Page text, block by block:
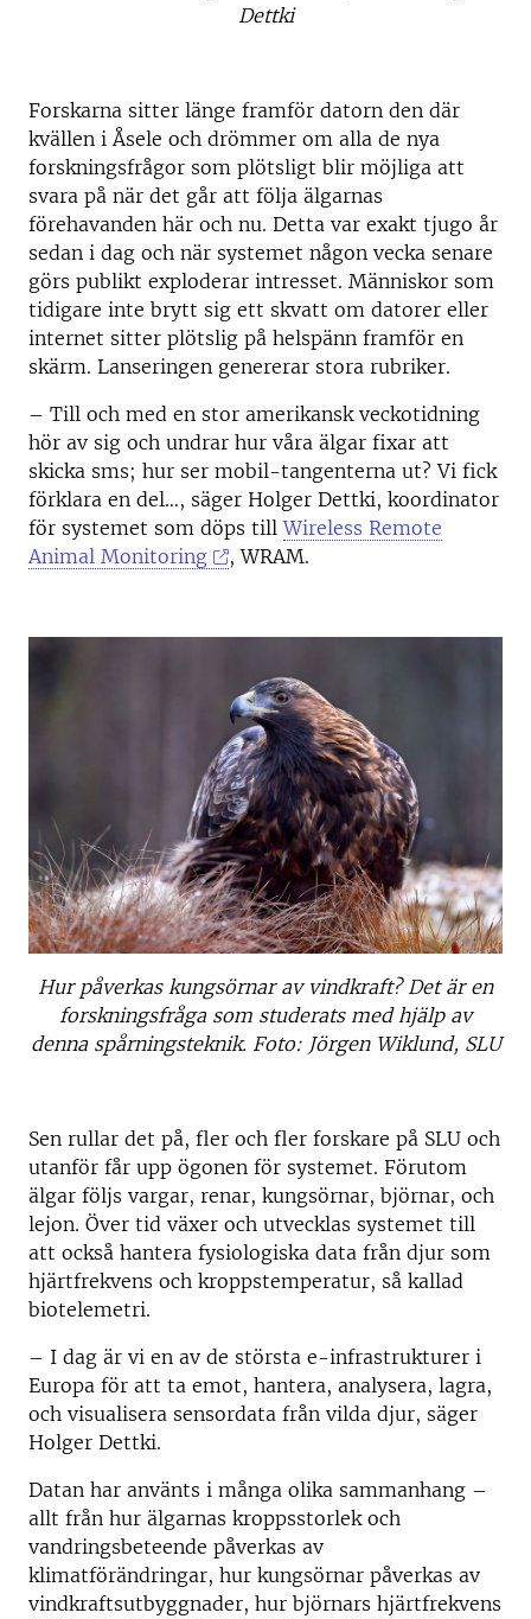
Dettki
Forskarna sitter länge framför datorn den där
kvällen i Åsele och drömmer om alla de nya
forskningsfrågor som plötsligt blir möjliga att
svara på när det går att följa älgarnas
förehavanden här och nu. Detta var exakt tjugo år
sedan i dag och när systemet någon vecka senare
görs publikt exploderar intresset. Människor som
tidigare inte brytt sig ett skvatt om datorer eller
internet sitter plötslig på helspänn framför en
skärm. Lanseringen genererar stora rubriker.
– Till och med en stor amerikansk veckotidning
hör av sig och undrar hur våra älgar fixar att
skicka sms; hur ser mobil-tangenterna ut? Vi fick
förklara en del…, säger Holger Dettki, koordinator
för systemet som döps tillWireless Remote
Animal Monitoring
, WRAM.
Hur påverkas kungsörnar av vindkraft? Det är en
forskningsfråga som studerats med hjälp av
denna spårningsteknik. Foto: Jörgen Wiklund, SLU
Sen rullar det på, fler och fler forskare på SLU och
utanför får upp ögonen för systemet. Förutom
älgar följs vargar, renar, kungsörnar, björnar, och
lejon. Över tid växer och utvecklas systemet till
att också hantera fysiologiska data från djur som
hjärtfrekvens och kroppstemperatur, så kallad
biotelemetri.
– I dag är vi en av de största e-infrastrukturer i
Europa för att ta emot, hantera, analysera, lagra,
och visualisera sensordata från vilda djur, säger
Holger Dettki.
Datan har använts i många olika sammanhang –
allt från hur älgarnas kroppsstorlek och
vandringsbeteende påverkas av
klimatförändringar, hur kungsörnar påverkas av
vindkraftsutbyggnader, hur björnars hjärtfrekvens